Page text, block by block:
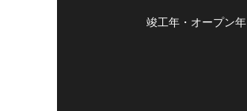
竣工年・ オープン年